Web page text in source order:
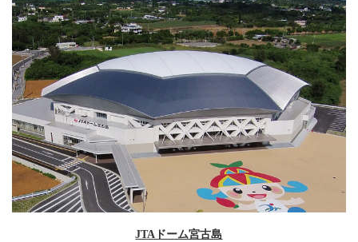
JTAドーム宮古島